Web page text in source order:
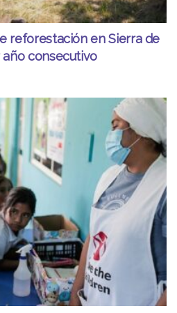
reforestación en Sierra de
consecutivo